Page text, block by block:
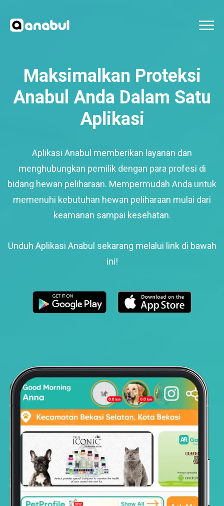
Maksimalkan Proteksi
Anabul Anda Dalam Satu
Aplikasi
Aplikasi Anabul memberikan layanan dan
menghubungkan pemilik dengan para profesi di
bidang hewan peliharaan. Mempermudah Anda untuk
memenuhi kebutuhan hewan peliharaan mulai dari
keamanan sampai kesehatan.
Unduh Aplikasi Anabul sekarang melalui link di bawah
ini!